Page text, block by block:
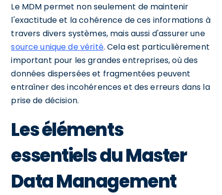
Le MDM permet non seulement de maintenir
l'exactitude et la cohérence de ces informations à
travers divers systèmes, mais aussi d'assurer une
source unique de vérité. Cela est particulièrement
important pour les grandes entreprises, où des
données dispersées et fragmentées peuvent
entraîner des incohérences et des erreurs dans la
prise de décision.
Les éléments
essentiels du Master
Data Management